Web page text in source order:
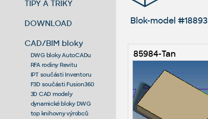
TIPY A TRIKY
DOWNLOAD
CAD/BIM bloky
DWG bloky AutoCADu
RFA rodiny Revitu
IPT součásti Inventoru
F3D součásti Fusion360
3D CAD modely
dynamické bloky DWG
top knihovny výrobců
Blok-model #18893
85984-Tan